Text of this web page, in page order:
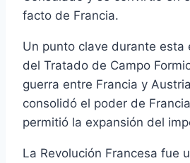
facto de Francia.
Un punto clave durante esta
del Tratado de Campo
guerra entre Francia y
consolidó el poder de
permitió la expansión del
La Revolución Francesa fue